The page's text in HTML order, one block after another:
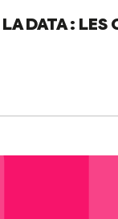
DATA : LES